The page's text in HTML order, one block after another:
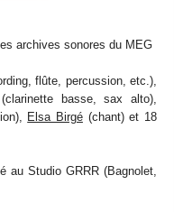
archives sonores du MEG
flûte, percussion, etc.),
(clarinette basse, sax alto),
Elsa Birgé(chant) et 18
au Studio GRRR (Bagnolet,